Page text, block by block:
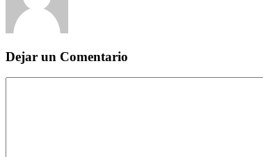
Dejar un Comentario